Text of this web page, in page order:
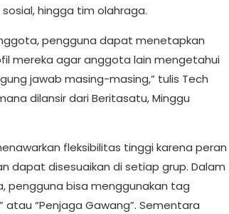
hingga tim olahraga.
pengguna dapat menetapkan
mereka agar anggota lain mengetahui
jawab masing-masing,” tulis Tech
dilansir dari Beritasatu, Minggu
fleksibilitas tinggi karena peran
dapat disesuaikan di setiap grup. Dalam
pengguna bisa menggunakan tag
atau “Penjaga Gawang”. Sementara